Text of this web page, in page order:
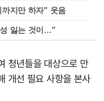
지만 하자" 웃음
잃는 것이…"
청년들을 대상으로 만
개선 필요 사항을 본사